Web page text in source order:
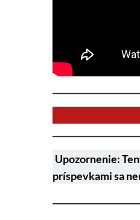
Upozornenie:
príspevkami sa